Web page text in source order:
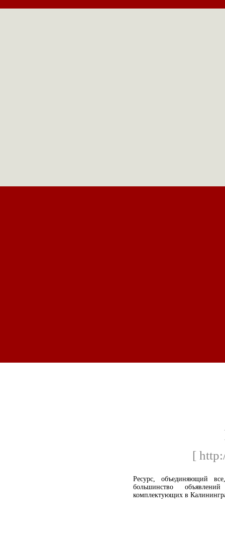
[
Ресурс, объединяющий
большинство
комплектующих в